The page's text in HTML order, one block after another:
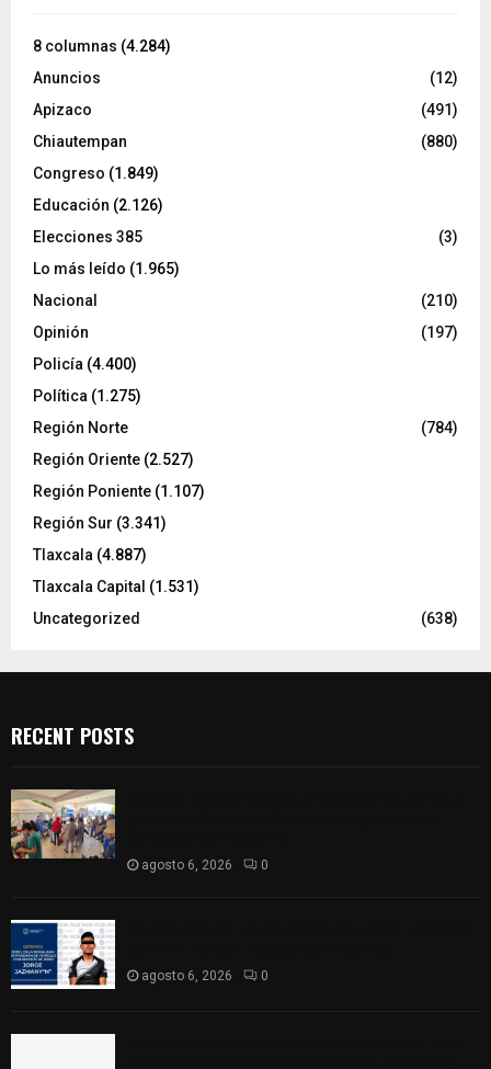
8 columnas (4.284)
Anuncios
(12)
Apizaco
(491)
Chiautempan
(880)
Congreso (1.849)
Educación (2.126)
Elecciones 385
(3)
Lo más leído (1.965)
Nacional
(210)
Opinión
(197)
Policía (4.400)
Política (1.275)
Región Norte
(784)
Región Oriente (2.527)
Región Poniente (1.107)
Región Sur (3.341)
Tlaxcala (4.887)
Tlaxcala Capital (1.531)
Uncategorized
(638)
RECENT POSTS
agosto 6, 2026 0
agosto 6, 2026 0